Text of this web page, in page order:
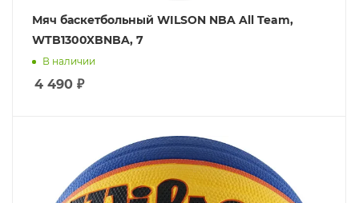
Мяч баскетбольный WILSON NBA All Team,
WTB1300XBNBA, 7
В наличии
4 490 ₽